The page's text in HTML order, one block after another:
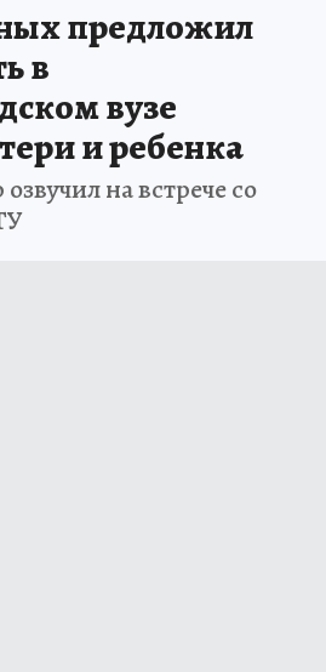
предложил
в
вузе
и ребенка
на встрече со